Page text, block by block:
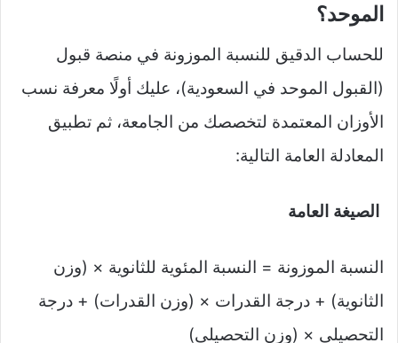
الموحد؟
للحساب الدقيق للنسبة الموزونة في منصة قبول
(القبول الموحد في السعودية)، عليك أولًا معرفة نسب
الأوزان المعتمدة لتخصصك من الجامعة، ثم تطبيق
المعادلة العامة التالية:
الصيغة العامة
النسبة الموزونة = النسبة المئوية للثانوية × (وزن
الثانوية) + درجة القدرات × (وزن القدرات) + درجة
التحصيلي × (وزن التحصيلي)